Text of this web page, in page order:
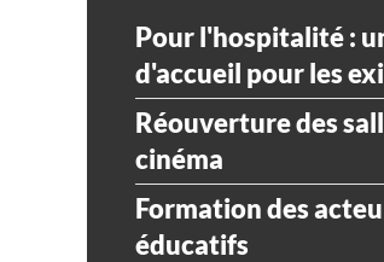
Pour l'hospitalité :
d'accueil pour les
Réouverture des
cinéma
Formation des
éducatifs